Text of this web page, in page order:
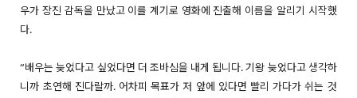
우가 장진 감독을 만났고 이를 계기로 영화에 진출해 이름을 알리기 시작했
다.
“배우는 늦었다고 싶었다면 더 조바심을 내게 됩니다. 기왕 늦었다고 생각하
니까 초연해 진다랄까. 어차피 목표가 저 앞에 있다면 빨리 가다가 쉬는 것